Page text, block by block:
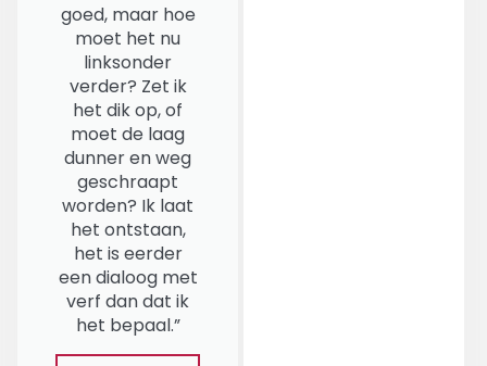
goed, maar hoe
moet het nu
linksonder
verder? Zet ik
het dik op, of
moet de laag
dunner en weg
geschraapt
worden? Ik laat
het ontstaan,
het is eerder
een dialoog met
verf dan dat ik
het bepaal.”